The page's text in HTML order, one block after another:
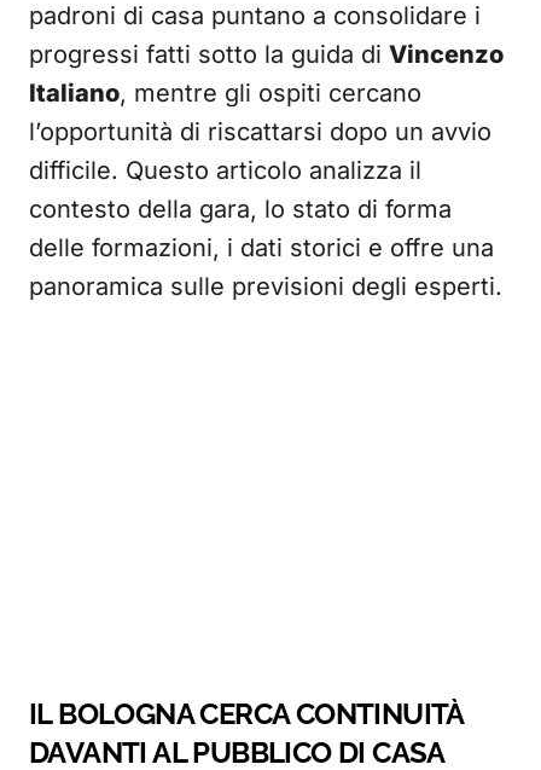
padroni di casa puntano a consolidare i
progressi fatti sotto la guida di Vincenzo
Italiano, mentre gli ospiti cercano
l’opportunità di riscattarsi dopo un avvio
difficile. Questo articolo analizza il
contesto della gara, lo stato di forma
delle formazioni, i dati storici e offre una
panoramica sulle previsioni degli esperti.
IL BOLOGNA CERCA CONTINUITÀ
DAVANTI AL PUBBLICO DI CASA